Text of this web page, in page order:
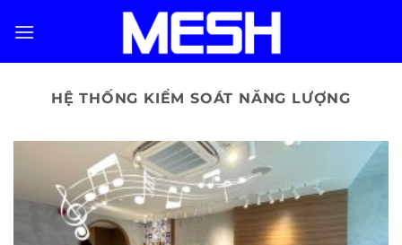
HỆ THỐNG KIỂM SOÁT NĂNG LƯỢNG